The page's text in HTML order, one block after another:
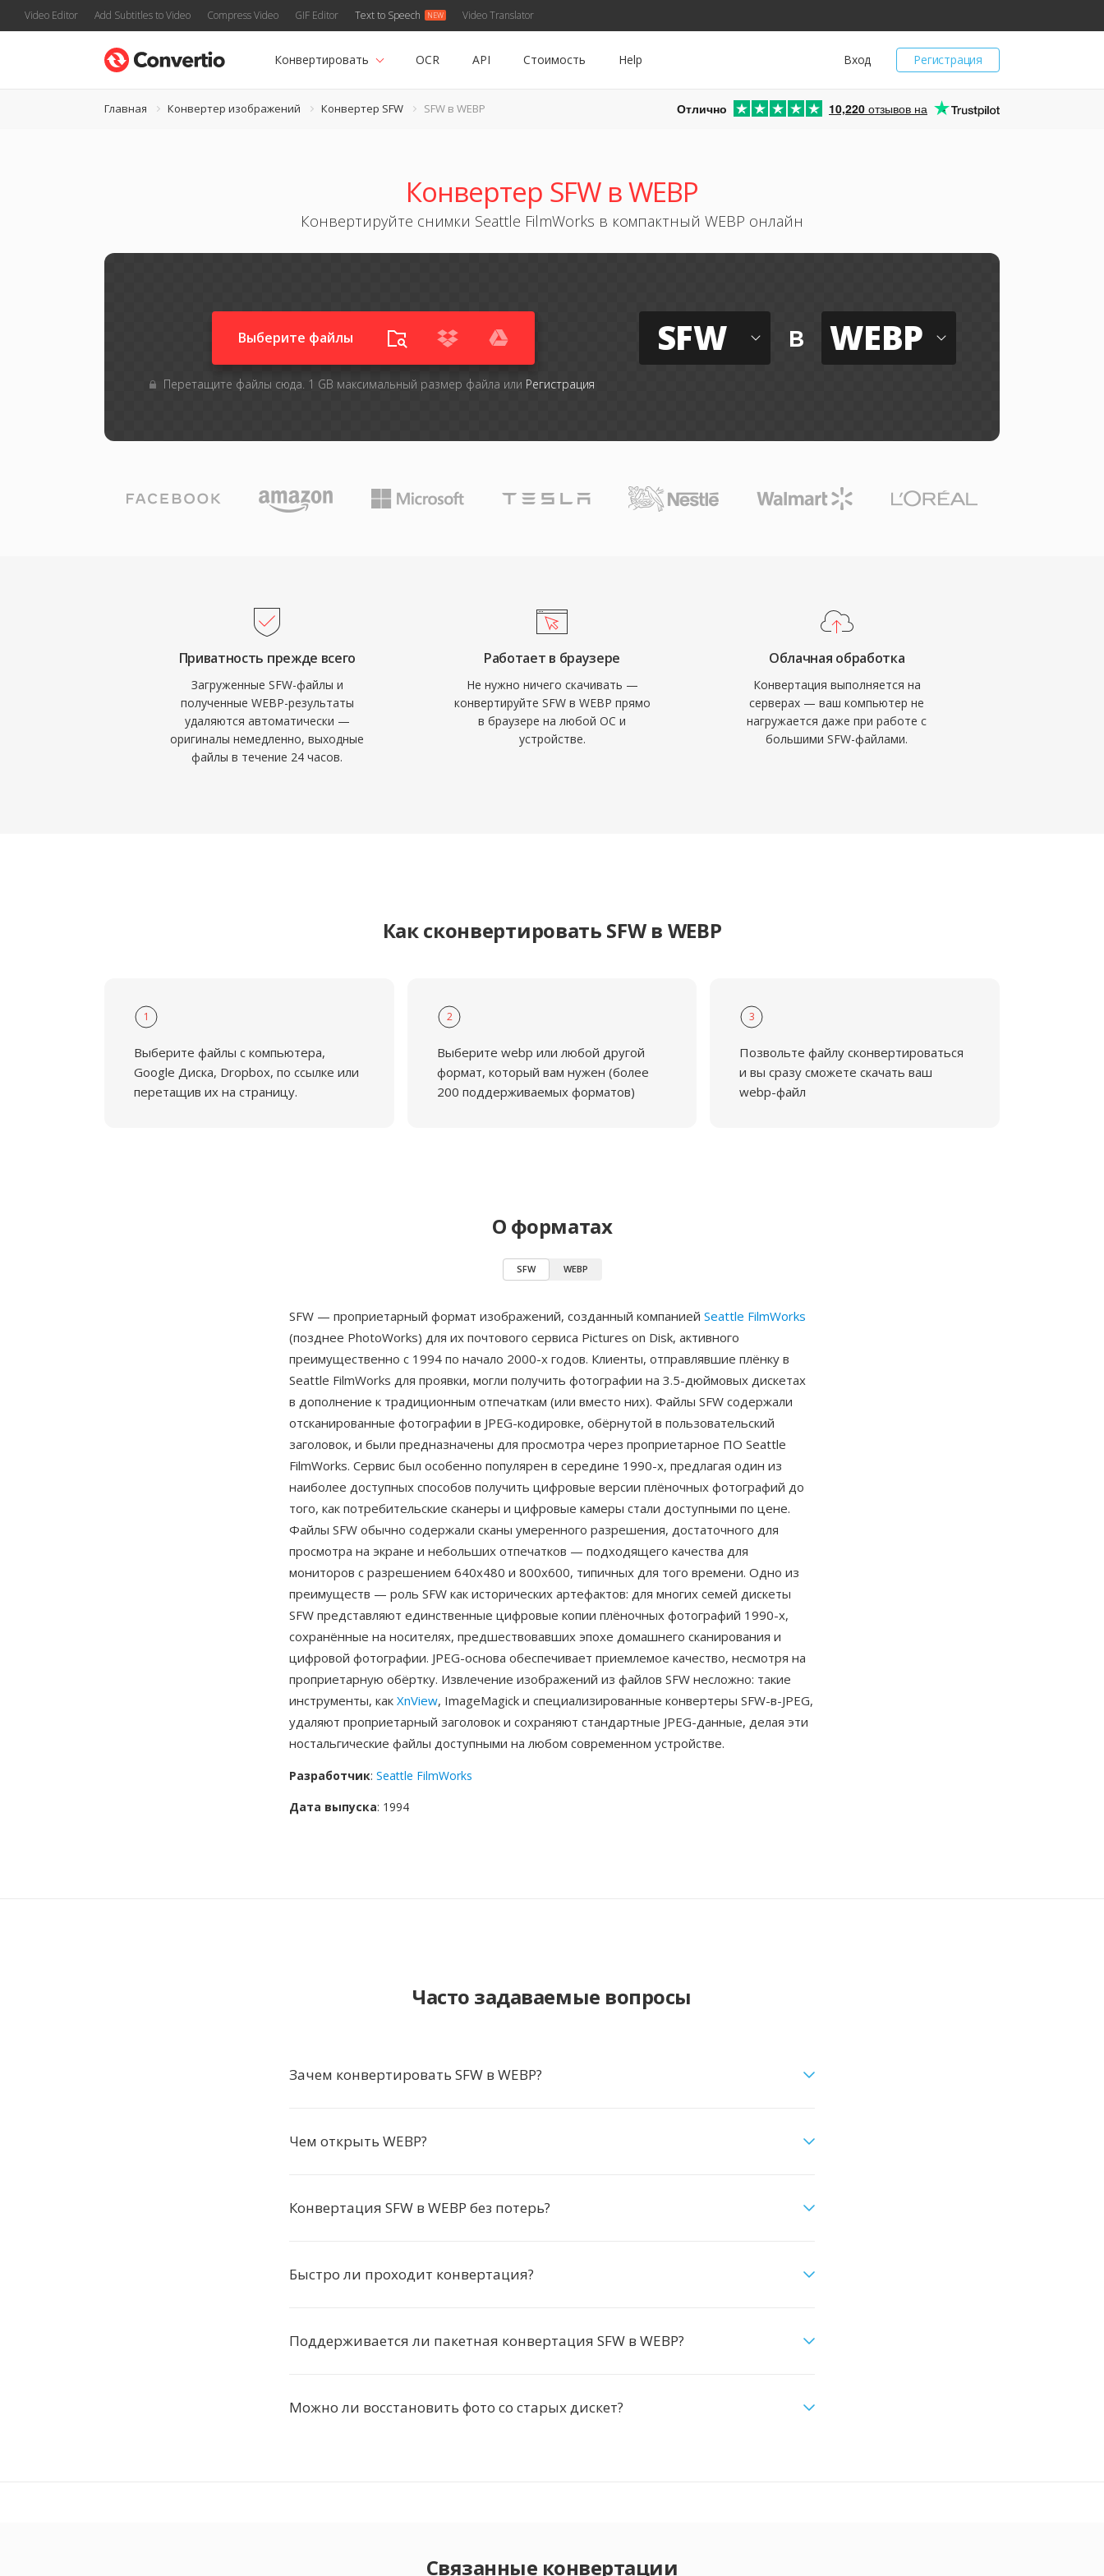
Video Editor Add Subtitles to Video Compress Video GIF Editor Text to Speech Video Translator
Регистрация
Вход
Конвертировать OCR API Стоимость Help
Главная Конвертер изображений Конвертер SFW SFW в WEBP Отлично 10,220 отзывов на
Конвертер SFW в WEBP
Конвертируйте снимки Seattle FilmWorks в компактный WEBP онлайн
Выберите файлы
Перетащите файлы сюда. 1 GB максимальный размер файла или Регистрация
SFW в WEBP
Приватность прежде всего
Загруженные SFW-файлы и
полученные WEBP-результаты
удаляются автоматически —
оригиналы немедленно, выходные
файлы в течение 24 часов.
Работает в браузере
Не нужно ничего скачивать —
конвертируйте SFW в WEBP прямо
в браузере на любой ОС и
устройстве.
Облачная обработка
Конвертация выполняется на
серверах — ваш компьютер не
нагружается даже при работе с
большими SFW-файлами.
Как сконвертировать SFW в WEBP
1
Выберите файлы с компьютера,
Google Диска, Dropbox, по ссылке или
перетащив их на страницу.
2
Выберите webp или любой другой
формат, который вам нужен (более
200 поддерживаемых форматов)
3
Позвольте файлу сконвертироваться
и вы сразу сможете скачать ваш
webp-файл
О форматах
SFW WEBP
SFW — проприетарный формат изображений, созданный компанией Seattle FilmWorks
(позднее PhotoWorks) для их почтового сервиса Pictures on Disk, активного
преимущественно с 1994 по начало 2000-х годов. Клиенты, отправлявшие плёнку в
Seattle FilmWorks для проявки, могли получить фотографии на 3.5-дюймовых дискетах
в дополнение к традиционным отпечаткам (или вместо них). Файлы SFW содержали
отсканированные фотографии в JPEG-кодировке, обёрнутой в пользовательский
заголовок, и были предназначены для просмотра через проприетарное ПО Seattle
FilmWorks. Сервис был особенно популярен в середине 1990-х, предлагая один из
наиболее доступных способов получить цифровые версии плёночных фотографий до
того, как потребительские сканеры и цифровые камеры стали доступными по цене.
Файлы SFW обычно содержали сканы умеренного разрешения, достаточного для
просмотра на экране и небольших отпечатков — подходящего качества для
мониторов с разрешением 640x480 и 800x600, типичных для того времени. Одно из
преимуществ — роль SFW как исторических артефактов: для многих семей дискеты
SFW представляют единственные цифровые копии плёночных фотографий 1990-х,
сохранённые на носителях, предшествовавших эпохе домашнего сканирования и
цифровой фотографии. JPEG-основа обеспечивает приемлемое качество, несмотря на
проприетарную обёртку. Извлечение изображений из файлов SFW несложно: такие
инструменты, как XnView, ImageMagick и специализированные конвертеры SFW-в-JPEG,
удаляют проприетарный заголовок и сохраняют стандартные JPEG-данные, делая эти
ностальгические файлы доступными на любом современном устройстве.
Разработчик: Seattle FilmWorks
Дата выпуска: 1994
Часто задаваемые вопросы
Зачем конвертировать SFW в WEBP?
Чем открыть WEBP?
Конвертация SFW в WEBP без потерь?
Быстро ли проходит конвертация?
Поддерживается ли пакетная конвертация SFW в WEBP?
Можно ли восстановить фото со старых дискет?
Связанные конвертации